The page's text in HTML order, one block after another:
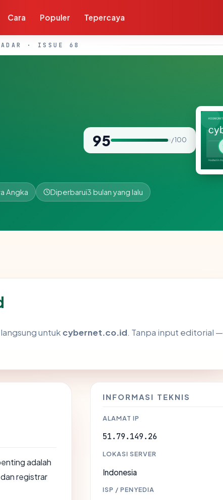
Cara Populer Tepercaya
· ISSUE 68
95 / 100
Angka Diperbarui3 bulan yang lalu
untuk cybernet.co.id. Tanpa input editorial —
adalah
registrar
INFORMASI TEKNIS
ALAMAT IP
51.79.149.26
LOKASI SERVER
Indonesia
ISP / PENYEDIA